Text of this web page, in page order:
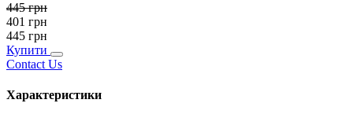
445грн
401 грн
445 грн
Купити
Contact Us
Характеристики